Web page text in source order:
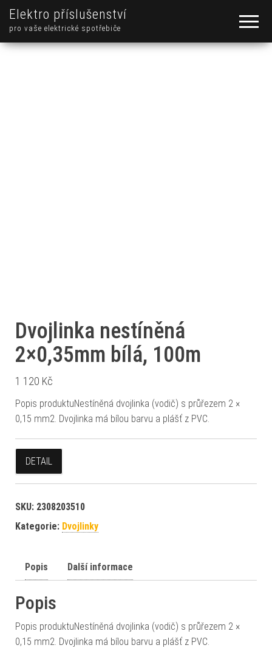
Elektro příslušenství
pro vaše elektrické spotřebiče
Dvojlinka nestíněná
2×0,35mm bílá, 100m
1 120 Kč
Popis produktuNestíněná dvojlinka (vodič) s průřezem 2 ×
0,15 mm2. Dvojlinka má bílou barvu a plášť z PVC.
DETAIL
SKU: 2308203510
Kategorie: Dvojlinky
Popis Další informace
Popis
Popis produktuNestíněná dvojlinka (vodič) s průřezem 2 ×
0,15 mm2. Dvojlinka má bílou barvu a plášť z PVC.